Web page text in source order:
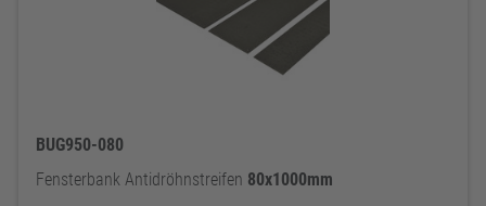
BUG950-080
Fensterbank Antidröhnstreifen 80x1000mm